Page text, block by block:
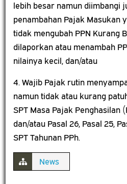
lebih besar namun diimbangi
penambahan Pajak Masukan
tidak mengubah PPN Kurang
dilaporkan atau menambah
nilainya kecil, dan/atau
4. Wajib Pajak rutin
namun tidak atau kurang
SPT Masa Pajak Penghasilan
dan/atau Pasal 26, Pasal 25,
SPT Tahunan PPh.
News